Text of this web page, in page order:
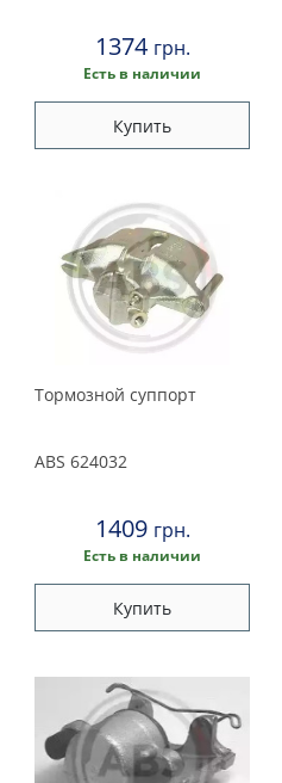
1374 грн.
Есть в наличии
Купить
Тормозной суппорт
ABS 624032
1409 грн.
Есть в наличии
Купить